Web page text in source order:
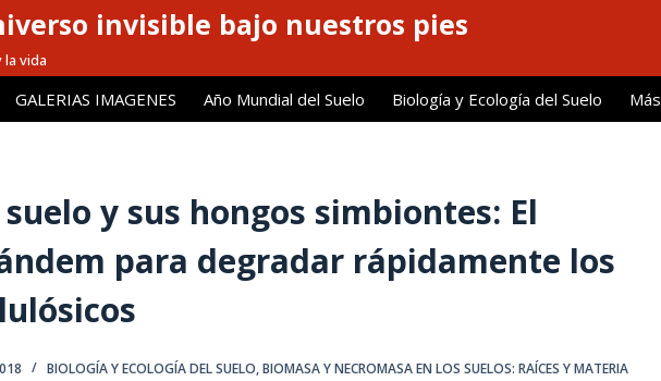
invisible bajo nuestros pies
la vida
GALERIAS IMAGENES Año Mundial del Suelo Biología y Ecología del Suelo Más
y sus hongos simbiontes: El
para degradar rápidamente los
BIOLOGÍA Y ECOLOGÍA DEL SUELO,BIOMASA Y NECROMASA EN LOS SUELOS: RAÍCES Y MATERIA